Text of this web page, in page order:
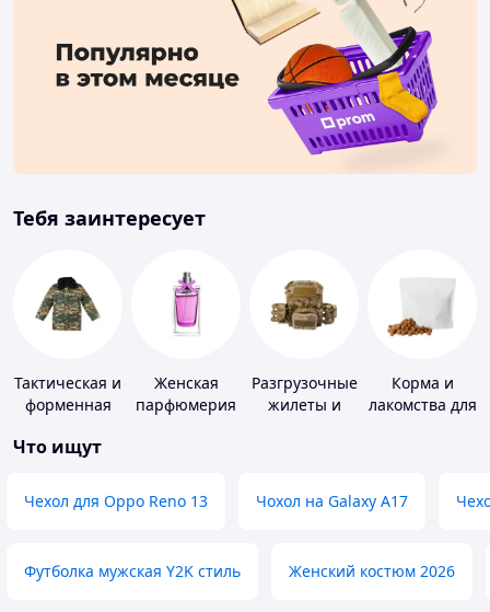
Тебя заинтересует
Тактическая и
форменная
Женская
парфюмерия
Разгрузочные
жилеты и
Корма и
лакомства для
Что ищут
Чехол для Oppo Reno 13 Чохол на Galaxy A17
Футболка мужская Y2K стиль Женский костюм 2026